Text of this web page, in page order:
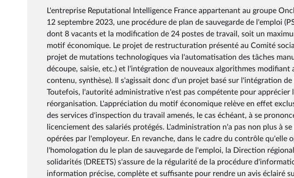
L'entreprise Reputational Intelligence France appartenant au groupe
12 septembre 2023, une procédure de plan de sauvegarde de l'emploi
dont 8 vacants et la modification de 24 postes de travail, soit un
motif économique. Le projet de restructuration présenté au Comité
projet de mutations technologiques via l'automatisation des tâches
découpe, saisie, etc.) et l'intégration de nouveaux algorithmes modifiant
contenu, synthèse). Il s'agissait donc d'un projet basé sur l'intégration
Toutefois, l'autorité administrative n'est pas compétente pour
réorganisation. L'appréciation du motif économique relève en effet
des services d'inspection du travail amenés, le cas échéant, à se
licenciement des salariés protégés. L'administration n'a pas non plus à
opérées par l'employeur. En revanche, dans le cadre du contrôle qu'elle
l'homologation du le plan de sauvegarde de l'emploi, la Direction
solidarités (DREETS) s'assure de la régularité de la procédure
information précise, complète et suffisante pour rendre un avis éclairé